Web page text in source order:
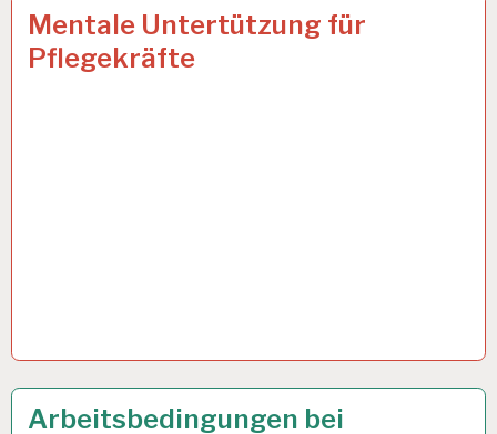
12-
STUNDEN-
ARBEITSTAG…
Mentale Untertützung für
Pflegekräfte
17 FEB. 2025
ARBEIT
UND
Arbeitsbedingungen bei
16 JAN. 2025